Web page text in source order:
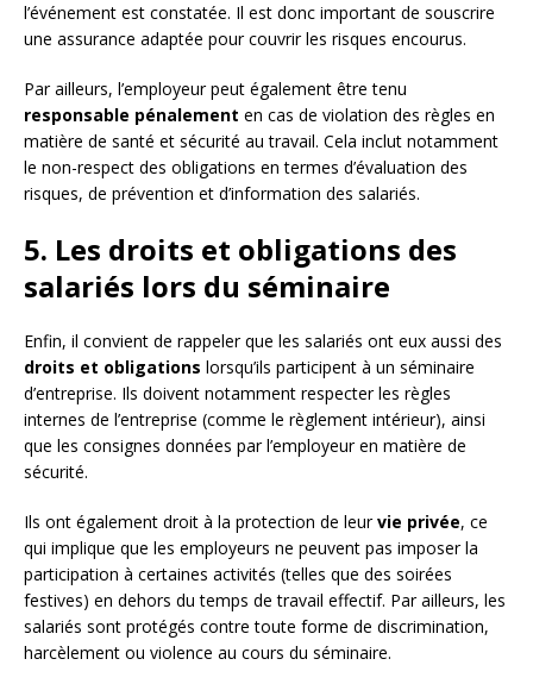
l’événement est constatée. Il est donc important de souscrire
une assurance adaptée pour couvrir les risques encourus.
Par ailleurs, l’employeur peut également être tenu
responsable pénalement en cas de violation des règles en
matière de santé et sécurité au travail. Cela inclut notamment
le non-respect des obligations en termes d’évaluation des
risques, de prévention et d’information des salariés.
5. Les droits et obligations des
salariés lors du séminaire
Enfin, il convient de rappeler que les salariés ont eux aussi des
droits et obligations lorsqu’ils participent à un séminaire
d’entreprise. Ils doivent notamment respecter les règles
internes de l’entreprise (comme le règlement intérieur), ainsi
que les consignes données par l’employeur en matière de
sécurité.
Ils ont également droit à la protection de leurvie privée, ce
qui implique que les employeurs ne peuvent pas imposer la
participation à certaines activités (telles que des soirées
festives) en dehors du temps de travail effectif. Par ailleurs, les
salariés sont protégés contre toute forme de discrimination,
harcèlement ou violence au cours du séminaire.